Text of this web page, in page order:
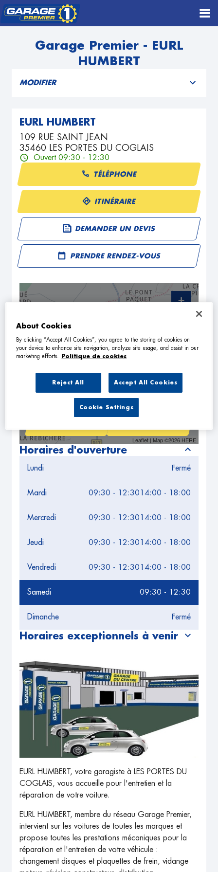
Garage Premier - EURL
HUMBERT
MODIFIER
EURL HUMBERT
109 RUE SAINT JEAN
35460 LES PORTES DU COGLAIS
Ouvert 09:30 - 12:30
TÉLÉPHONE
ITINÉRAIRE
DEMANDER UN DEVIS
PRENDRE RENDEZ-VOUS
Horaires d'ouverture
Lundi Fermé
Mardi 09:30 - 12:30 14:00 - 18:00
Mercredi 09:30 - 12:30 14:00 - 18:00
Jeudi 09:30 - 12:30 14:00 - 18:00
Vendredi 09:30 - 12:30 14:00 - 18:00
Samedi 09:30 - 12:30
Dimanche Fermé
Horaires exceptionnels à venir
+
Leaflet | Map ©2026 HERE
EURL HUMBERT, votre garagiste à LES PORTES DU
COGLAIS, vous accueille pour l'entretien et la
réparation de votre voiture.
EURL HUMBERT, membre du réseau Garage Premier,
intervient sur les voitures de toutes les marques et
propose toutes les prestations mécaniques pour la
réparation et l'entretien de votre véhicule :
changement disques et plaquettes de frein, vidange
About Cookies
By clicking “Accept All Cookies”, you agree to the storing of cookies on
your device to enhance site navigation, analyze site usage, and assist in our
marketing efforts.
Politique de cookies
Reject All Accept All Cookies
Cookie Settings